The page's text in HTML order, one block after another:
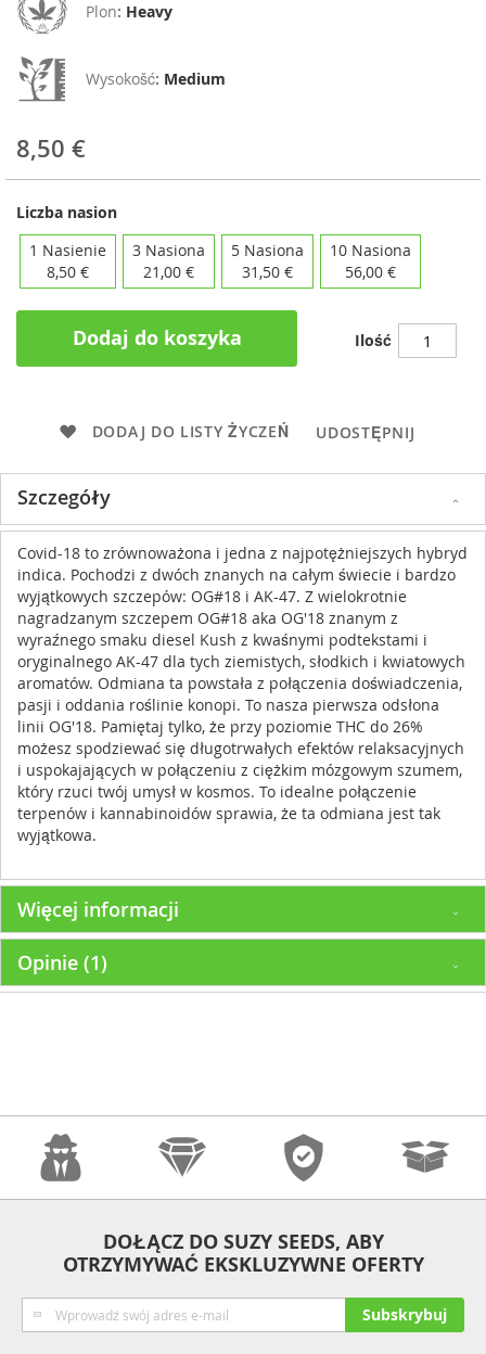
Plon: Heavy
Wysokošć: Medium
8,50 €
Liczba nasion
1 Nasienie
8,50 €
3 Nasiona
21,00 €
5 Nasiona
31,50 €
10 Nasiona
56,00 €
Ilość
Dodaj do koszyka
DODAJ DO LISTY ŻYCZEŃ UDOSTĘPNIJ
Szczegóły
Covid-18 to zrównoważona i jedna z najpotężniejszych hybryd
indica. Pochodzi z dwóch znanych na całym świecie i bardzo
wyjątkowych szczepów: OG#18 i AK-47. Z wielokrotnie
nagradzanym szczepem OG#18 aka OG'18 znanym z
wyraźnego smaku diesel Kush z kwaśnymi podtekstami i
oryginalnego AK-47 dla tych ziemistych, słodkich i kwiatowych
aromatów. Odmiana ta powstała z połączenia doświadczenia,
pasji i oddania roślinie konopi. To nasza pierwsza odsłona
linii OG'18. Pamiętaj tylko, że przy poziomie THC do 26%
możesz spodziewać się długotrwałych efektów relaksacyjnych
i uspokajających w połączeniu z ciężkim mózgowym szumem,
który rzuci twój umysł w kosmos. To idealne połączenie
terpenów i kannabinoidów sprawia, że ta odmiana jest tak
wyjątkowa.
Więcej informacji
Opinie 1
Wysyłka
DOŁĄCZ DO SUZY SEEDS, ABY
OTRZYMYWAĆ EKSKLUZYWNE OFERTY
Subskrybuj
nasz
Subskrybuj